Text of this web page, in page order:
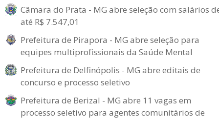
Câmara do Prata - MG abre seleção com salários
até R$ 7.547,01
Prefeitura de Pirapora - MG abre seleção para
equipes multiprofissionais da Saúde Mental
Prefeitura de Delfinópolis - MG abre editais de
concurso e processo seletivo
Prefeitura de Berizal - MG abre 11 vagas em
processo seletivo para agentes comunitários de